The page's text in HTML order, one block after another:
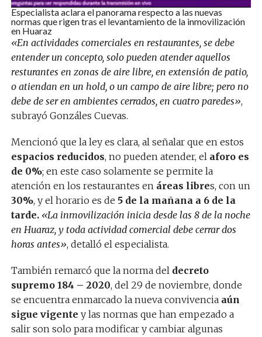
Especialista aclara el panorama respecto a las nuevas
normas que rigen tras el levantamiento de la inmovilización
en Huaraz
«En actividades comerciales en restaurantes, se debe
entender un concepto, solo pueden atender aquellos
resturantes en zonas de aire libre, en extensión de patio,
o atiendan en un hold, o un campo de aire libre; pero no
debe de ser en ambientes cerrados, en cuatro paredes»,
subrayó Gonzáles Cuevas.
Mencionó que la ley es clara, al señalar que en estos
espacios reducidos, no pueden atender, el aforo es
de 0%; en este caso solamente se permite la
atención en los restaurantes en áreas libres, con un
30%, y el horario es de 5 de la mañana a 6 de la
tarde. «La inmovilización inicia desde las 8 de la noche
en Huaraz, y toda actividad comercial debe cerrar dos
horas antes», detalló el especialista.
También remarcó que la norma del decreto
supremo 184 – 2020, del 29 de noviembre, donde
se encuentra enmarcado la nueva convivencia aún
sigue vigente y las normas que han empezado a
salir son solo para modificar y cambiar algunas